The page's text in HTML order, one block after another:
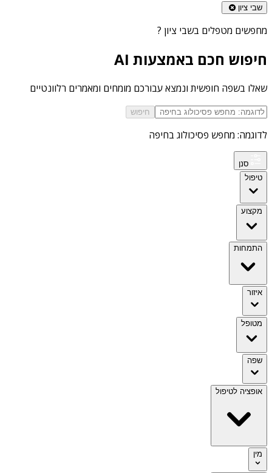
שבי ציון
מחפשים מטפלים בשבי ציון ?
חיפוש חכם באמצעות AI
שאלו בשפה חופשית ונמצא עבורכם מומחים ומאמרים רלוונטיים
חיפוש
לדוגמה: מחפש פסיכולוג בחיפה
סנן
טיפול
מקצוע
התמחות
איזור
מטופל
שפה
אופציה לטיפול
מין